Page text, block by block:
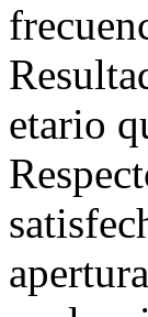
etario